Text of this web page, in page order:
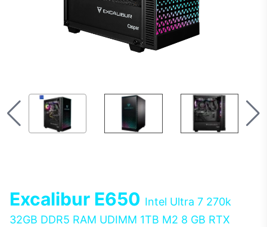
Excalibur E650 Intel Ultra 7 270k
32GB DDR5 RAM UDIMM 1TB M2 8 GB RTX